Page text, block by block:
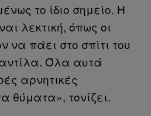
το ίδιο σημείο. Η
λεκτική, όπως οι
να πάει στο σπίτι του
Όλα αυτά
αρνητικές
θύματα», τονίζει.